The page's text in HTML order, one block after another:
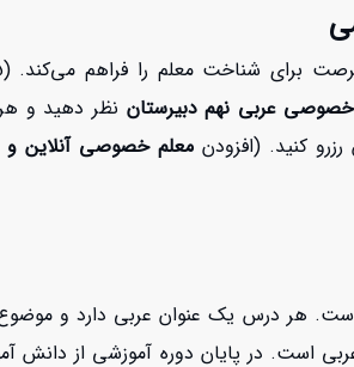
عربی نهم دبیرستان نظر دهید و
کنید. (افزودن معلم خصوصی آنلاین و
است. در پایان دوره آموزشی از دانش